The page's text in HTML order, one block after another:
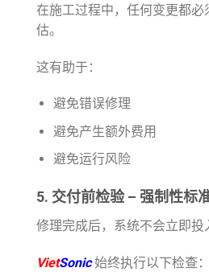
在施工过程中，任何变更都必
估。
这有助于：
避免错误修理
避免产生额外费用
避免运行风险
5. 交付前检验 – 强制性标
修理完成后，系统不会立即投
VietSonic始终执行以下检查：